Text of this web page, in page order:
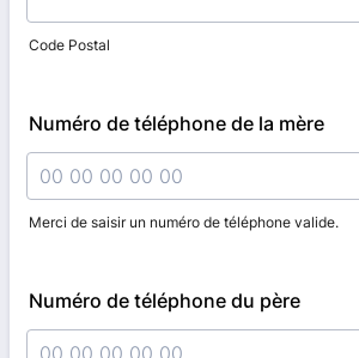
Code Postal
Numéro de téléphone de la mère
Merci de saisir un numéro de téléphone valide.
Numéro de téléphone du père